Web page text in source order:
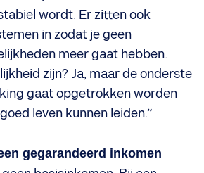
wordt. Er zitten ook
in zodat je geen
meer gaat hebben.
zijn? Ja, maar de onderste
gaat opgetrokken worden
leven kunnen leiden.”
gegarandeerd inkomen